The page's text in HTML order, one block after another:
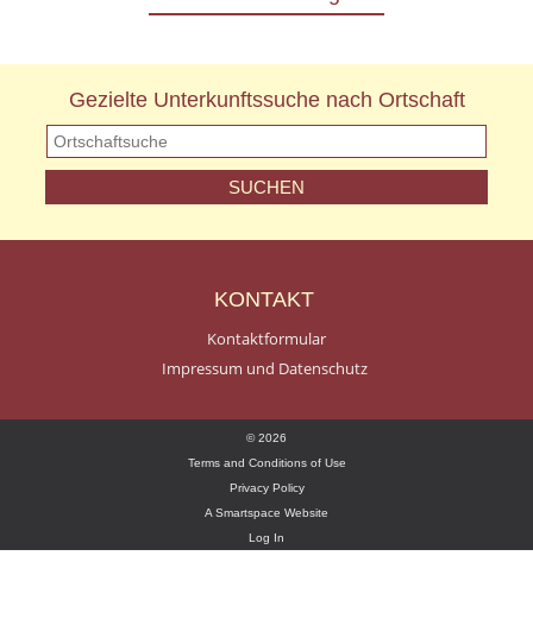
Gezielte Unterkunftssuche nach Ortschaft
KONTAKT
Kontaktformular
Impressum und Datenschutz
© 2026
Terms and Conditions of Use
Privacy Policy
A Smartspace Website
Log In